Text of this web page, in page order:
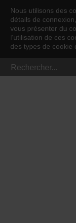
Nous utilisons des
détails de
vous présenter du
l’utilisation de ces
des types de cookie